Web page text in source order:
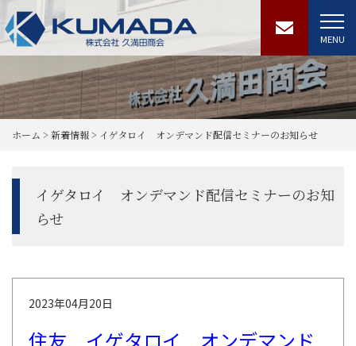
MENU
ホーム > 新着情報> イゲタロイ オンデマンド配信セミナーのお知らせ
イゲタロイ オンデマンド配信セミナーのお知
らせ
2023年04月20日
住友 イゲタロイ オンデマンド